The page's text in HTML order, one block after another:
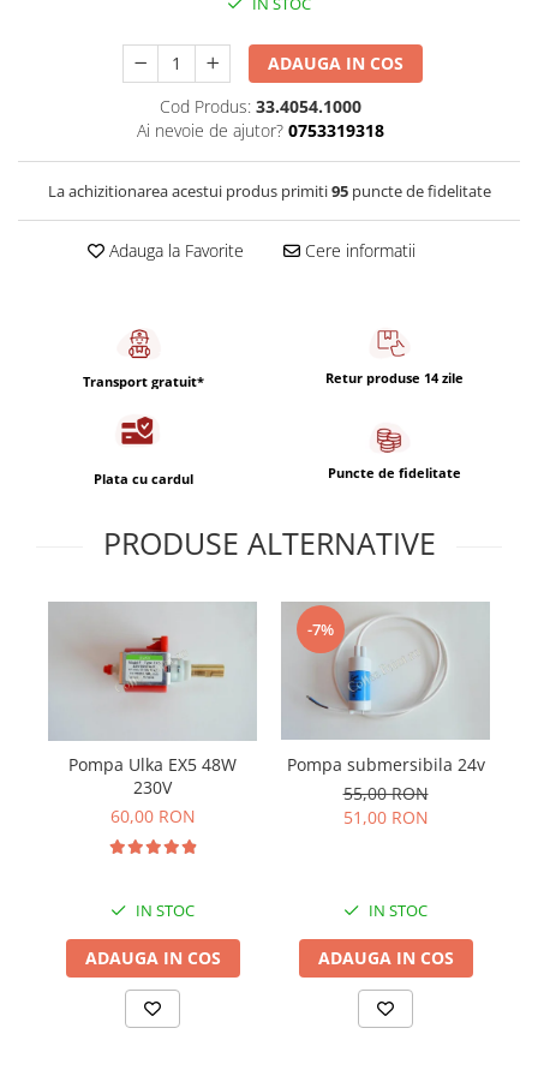
Cafea macinata
ADAUGA IN COS
Cod Produs: 33.4054.1000
Ai nevoie de ajutor? 0753319318
La achizitionarea acestui produs primiti95puncte de fidelitate
Adauga la Favorite Cere informatii
Transport gratuit* Retur produse 14 zile
Plata cu cardul Puncte de fidelitate
PRODUSE ALTERNATIVE
Pompa Ulka EX5 48W
230V
60,00 RON
IN STOC
ADAUGA IN COS
-7%
Pompa submersibila 24v
55,00 RON
51,00 RON
IN STOC
ADAUGA IN COS